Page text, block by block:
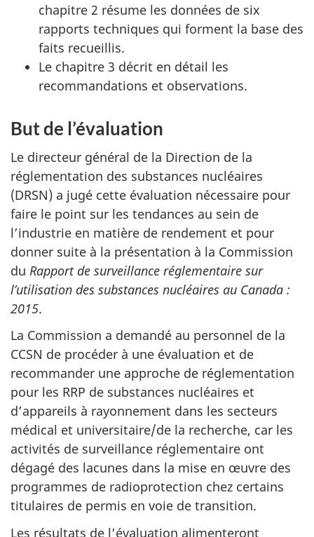
chapitre 2 résume les données de six
rapports techniques qui forment la base des
faits recueillis.
Le chapitre 3 décrit en détail les
recommandations et observations.
But de l’évaluation
Le directeur général de la Direction de la
réglementation des substances nucléaires
(DRSN) a jugé cette évaluation nécessaire pour
faire le point sur les tendances au sein de
l’industrie en matière de rendement et pour
donner suite à la présentation à la Commission
du Rapport de surveillance réglementaire sur
l’utilisation des substances nucléaires au Canada :
2015.
La Commission a demandé au personnel de la
CCSN de procéder à une évaluation et de
recommander une approche de réglementation
pour les RRP de substances nucléaires et
d’appareils à rayonnement dans les secteurs
médical et universitaire/de la recherche, car les
activités de surveillance réglementaire ont
dégagé des lacunes dans la mise en œuvre des
programmes de radioprotection chez certains
titulaires de permis en voie de transition.
Les résultats de l’évaluation alimenteront